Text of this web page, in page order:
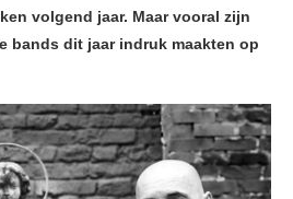
volgend jaar. Maar vooral zijn
bands dit jaar indruk maakten op